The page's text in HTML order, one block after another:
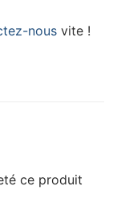
nous vite !
ce produit